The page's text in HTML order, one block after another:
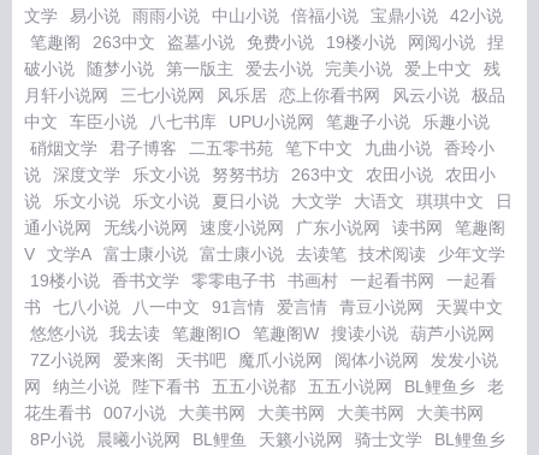
文学
易小说 雨雨小说 中山小说 倍福小说 宝鼎小说
42小说
笔趣阁
263中文 盗墓小说 免费小说 19楼小说 网阅小说
捏
破小说
随梦小说 第一版主 爱去小说 完美小说 爱上中文
残
月轩小说网
三七小说网 风乐居 恋上你看书网 风云小说
极品
中文
车臣小说 八七书库 UPU小说网 笔趣子小说
乐趣小说
硝烟文学
君子博客 二五零书苑 笔下中文 九曲小说
香玲小
说
深度文学 乐文小说 努努书坊 263中文 农田小说
农田小
说
乐文小说 乐文小说 夏日小说 大文学 大语文 琪琪中文
日
通小说网
无线小说网 速度小说网 广东小说网 读书网
笔趣阁
V
文学A 富士康小说 富士康小说 去读笔 技术阅读
少年文学
19楼小说
香书文学 零零电子书 书画村 一起看书网
一起看
书
七八小说 八一中文 91言情 爱言情 青豆小说网
天翼中文
悠悠小说
我去读 笔趣阁IO 笔趣阁W 搜读小说
葫芦小说网
7Z小说网
爱来阁 天书吧 魔爪小说网 阅体小说网
发发小说
网
纳兰小说 陛下看书 五五小说都 五五小说网 BL鲤鱼乡
老
花生看书
007小说 大美书网 大美书网 大美书网
大美书网
8P小说
晨曦小说网 BL鲤鱼 天籁小说网 骑士文学
BL鲤鱼乡